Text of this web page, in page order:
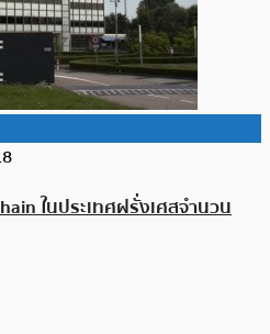
ในประเทศฝรั่งเศสจำนวน